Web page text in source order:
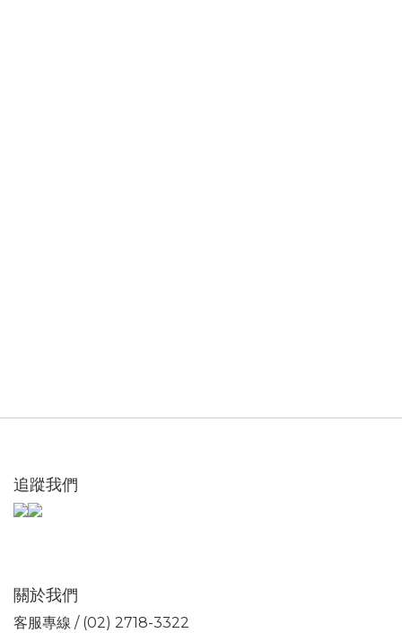
追蹤我們
關於我們
客服專線 / (02) 2718-3322